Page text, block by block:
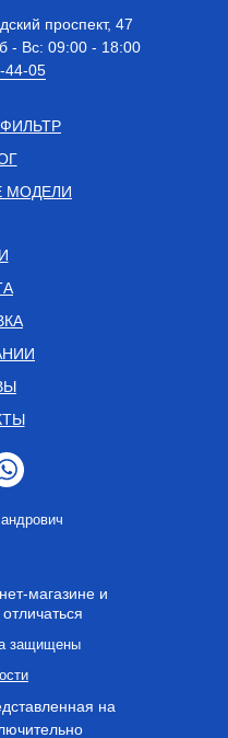
защищены
магазине и
проспект, 47
- Вс: 09:00 - 18:00
44-05
МОДЕЛИ
на